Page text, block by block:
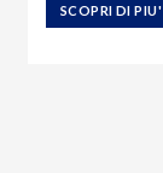
SCOPRI DI PIU'